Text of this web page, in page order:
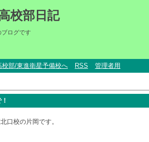
校部日記
ログです
部/東進衛星予備校へ RSS 管理者用
口校の片岡です。